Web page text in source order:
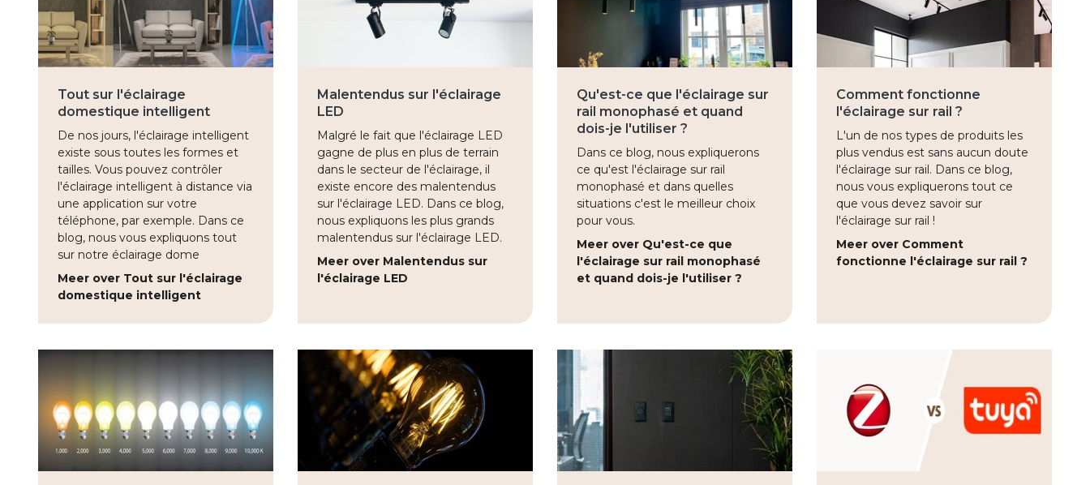
Tout sur l'éclairage
domestique intelligent
De nos jours, l'éclairage intelligent
existe sous toutes les formes et
tailles. Vous pouvez contrôler
l'éclairage intelligent à distance via
une application sur votre
téléphone, par exemple. Dans ce
blog, nous vous expliquons tout
sur notre éclairage dome
Meer over Tout sur l'éclairage
domestique intelligent
Malentendus sur l'éclairage
LED
Malgré le fait que l'éclairage LED
gagne de plus en plus de terrain
dans le secteur de l'éclairage, il
existe encore des malentendus
sur l'éclairage LED. Dans ce blog,
nous expliquons les plus grands
malentendus sur l'éclairage LED.
Meer over Malentendus sur
l'éclairage LED
Qu'est-ce que l'éclairage sur
rail monophasé et quand
dois-je l'utiliser ?
Dans ce blog, nous expliquerons
ce qu'est l'éclairage sur rail
monophasé et dans quelles
situations c'est le meilleur choix
pour vous.
Meer over Qu'est-ce que
l'éclairage sur rail monophasé
et quand dois-je l'utiliser ?
Comment fonctionne
l'éclairage sur rail ?
L'un de nos types de produits les
plus vendus est sans aucun doute
l'éclairage sur rail. Dans ce blog,
nous vous expliquerons tout ce
que vous devez savoir sur
l'éclairage sur rail !
Meer over Comment
fonctionne l'éclairage sur rail ?